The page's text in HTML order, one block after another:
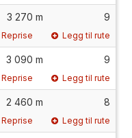
3 270 m 9
Reprise Legg til rute
3 090 m 9
Reprise Legg til rute
2 460 m 8
Reprise Legg til rute